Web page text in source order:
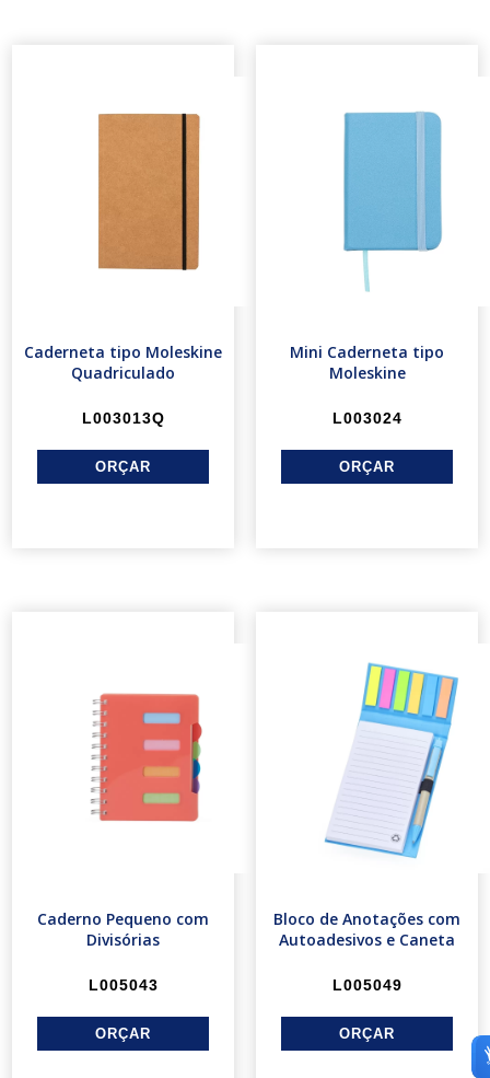
Caderneta tipo Moleskine
Quadriculado
L003013Q
Mini Caderneta tipo
Moleskine
L003024
Caderno Pequeno com
Divisórias
L005043
Bloco de Anotações com
Autoadesivos e Caneta
L005049